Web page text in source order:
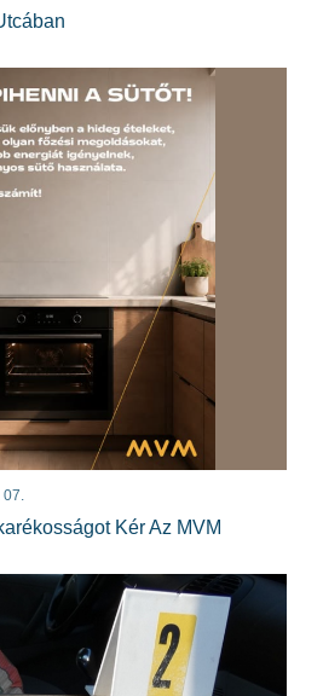
07.
Kér Az MVM